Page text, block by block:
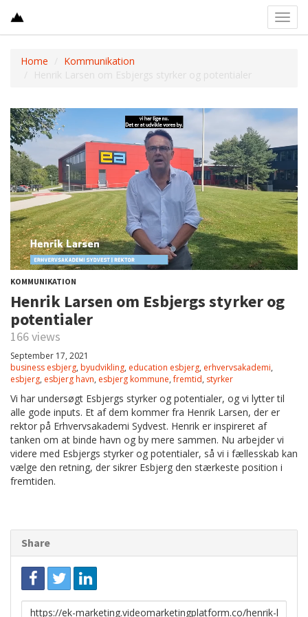
Home
Kommunikation
Henrik Larsen om Esbjergs styrker og potentialer
KOMMUNIKATION
Henrik Larsen om Esbjergs styrker og
potentialer
166 views
September 17, 2021
business esbjerg, byudvikling, education esbjerg, erhvervsakademi,
esbjerg, esbjerg havn, esbjerg kommune,fremtid, styrker
Vi har undersøgt Esbjergs styrker og potentialer, og vi lytter til
alle gode inputs. Et af dem kommer fra Henrik Larsen, der er
rektor på Erhvervsakademi Sydvest. Henrik er inspireret af
tanken om at binde havn og by mere sammen. Nu arbejder vi
videre med Esbjergs styrker og potentialer, så vi i fællesskab kan
vælge den retning, der sikrer Esbjerg den stærkeste position i
fremtiden.
Share
Link